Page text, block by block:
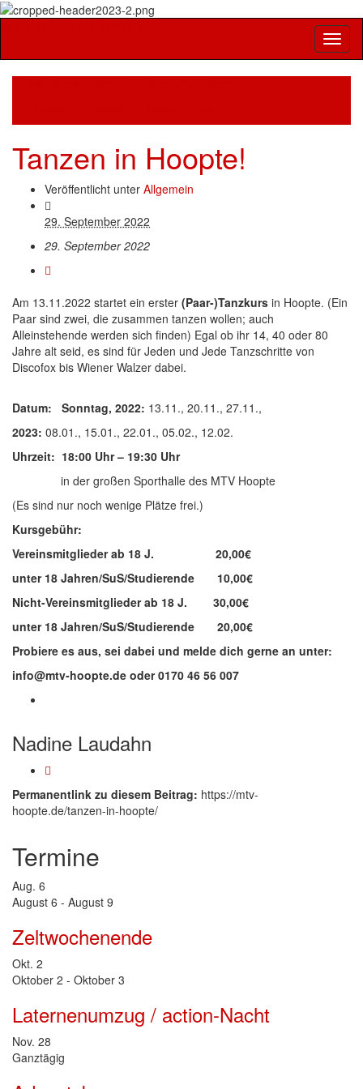
Tanzen in Hoopte!
Veröffentlicht unter Allgemein
29. September 2022
29. September 2022
Am 13.11.2022 startet ein erster (Paar-)Tanzkurs in Hoopte. (Ein
Paar sind zwei, die zusammen tanzen wollen; auch
Alleinstehende werden sich finden) Egal ob ihr 14, 40 oder 80
Jahre alt seid, es sind für Jeden und Jede Tanzschritte von
Discofox bis Wiener Walzer dabei.
Datum: Sonntag, 2022: 13.11., 20.11., 27.11.,
2023: 08.01., 15.01., 22.01., 05.02., 12.02.
Uhrzeit: 18:00 Uhr – 19:30 Uhr
in der großen Sporthalle des MTV Hoopte
(Es sind nur noch wenige Plätze frei.)
Kursgebühr:
Vereinsmitglieder ab 18 J. 20,00€
unter 18 Jahren/SuS/Studierende 10,00€
Nicht-Vereinsmitglieder ab 18 J. 30,00€
unter 18 Jahren/SuS/Studierende 20,00€
Probiere es aus, sei dabei und melde dich gerne an unter:
info@mtv-hoopte.de oder 0170 46 56 007
Nadine Laudahn
Permanentlink zu diesem Beitrag: https://mtv-
hoopte.de/tanzen-in-hoopte/
Termine
Aug. 6
August 6 - August 9
Zeltwochenende
Okt. 2
Oktober 2 - Oktober 3
Laternenumzug / action-Nacht
Nov. 28
Ganztägig